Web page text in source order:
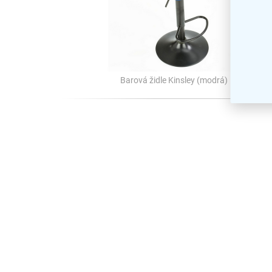
Barová židle Kinsley (modrá)